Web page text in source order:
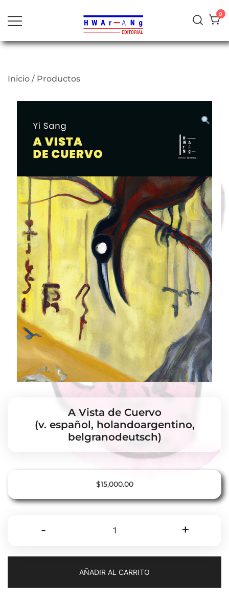
contenido
0
Inicio / Productos
A Vista de Cuervo
(v. español, holandoargentino,
belgranodeutsch)
$15,000.00
-
Vista
español,
holandoargentino,
+
AÑADIR AL CARRITO